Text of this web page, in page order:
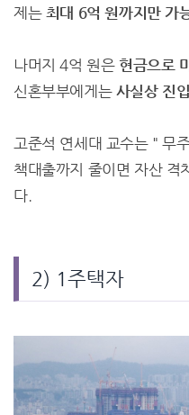
제는 최대 6억 원까지만 가
나머지 4억 원은 현금으로
신혼부부에게는 사실상 진
고준석 연세대 교수는 " 무
책대출까지 줄이면 자산 격
다.
2) 1주택자